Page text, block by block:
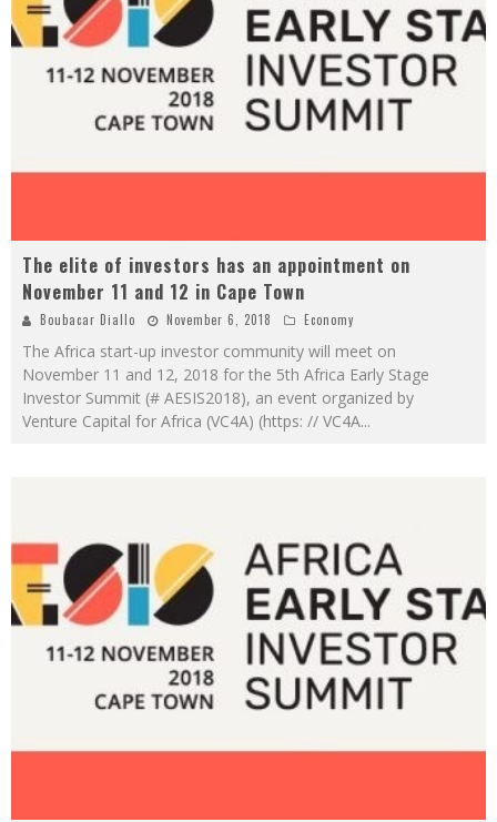
The elite of investors has an appointment on
November 11 and 12 in Cape Town
Boubacar Diallo November 6, 2018 Economy
The Africa start-up investor community will meet on
November 11 and 12, 2018 for the 5th Africa Early Stage
Investor Summit (# AESIS2018), an event organized by
Venture Capital for Africa (VC4A) (https: // VC4A...